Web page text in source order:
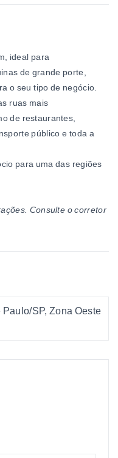
ideal para
de grande porte,
o seu tipo de negócio.
ruas mais
de restaurantes,
público e toda a
para uma das regiões
Consulte o corretor
SP, Zona Oeste